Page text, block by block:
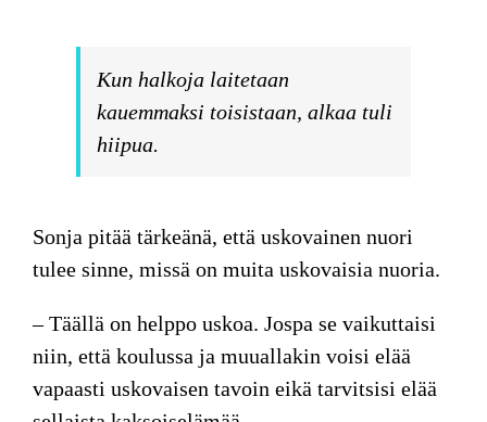
Kun halkoja laitetaan
kauemmaksi toisistaan, alkaa tuli
hiipua.
Sonja pitää tärkeänä, että uskovainen nuori
tulee sinne, missä on muita uskovaisia nuoria.
– Täällä on helppo uskoa. Jospa se vaikuttaisi
niin, että koulussa ja muuallakin voisi elää
vapaasti uskovaisen tavoin eikä tarvitsisi elää